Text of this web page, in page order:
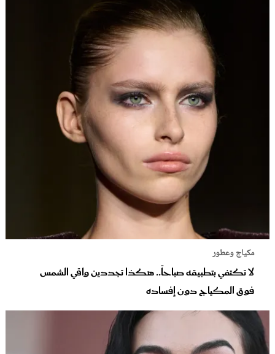
مكياج وعطور
لا تكتفي بتطبيقه صباحاً.. هكذا تجددين واقي الشمس
فوق المكياج دون إفساده